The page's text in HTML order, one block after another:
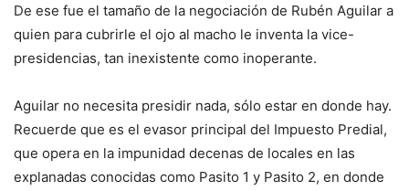
De ese fue el tamaño de la negociación de Rubén Aguilar a
quien para cubrirle el ojo al macho le inventa la vice-
presidencias, tan inexistente como inoperante.
Aguilar no necesita presidir nada, sólo estar en donde hay.
Recuerde que es el evasor principal del Impuesto Predial,
que opera en la impunidad decenas de locales en las
explanadas conocidas como Pasito 1 y Pasito 2, en donde